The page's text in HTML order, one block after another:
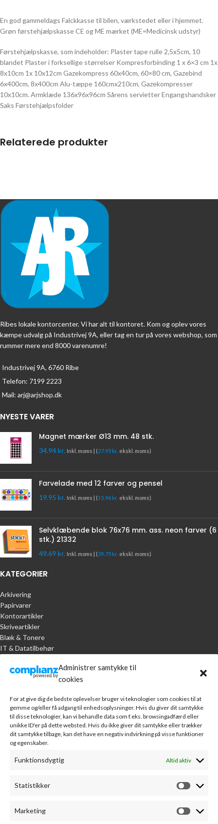
Administrer samtykke til
cookies
For at give dig de bedste oplevelser bruger vi teknologier som cookies til at
gemme og/eller få adgang til enhedsoplysninger. Hvis du giver dit samtykke
til disse teknologier, kan vi behandle data som f.eks. browsingadfærd eller
unikke ID'er på dette websted. Hvis du ikke giver dit samtykke eller trækker
dit samtykke tilbage, kan det have en negativ indvirkning på visse funktioner
og egenskaber.
Funktionsdygtig Altid aktiv
Statistikker
Marketing
En god gammeldags Falckkasse til bilen, værkstedet eller i hjemmet.
Grøn førstehjælpskasse CE og ME mærket (ME=Medicinsk udstyr)
Førstehjælpskasse, som indeholder: Plaster tape rulle 2,5x5cm, 10
blandet Plaster i forksellige størrelser Kompresforbinding 1 x 6×3 cm 1x
8x10cm 1x 10x12cm Gazekompress 60x40cm, 60×80 cm, Gazebind
6x400cm, 8x400cm Alu-tæppe 160cmx210cm, Gazekompresser
10x10cm. Armklæde 136x96x96cm Sårens servietter Engangshandsker
Saks Førstehjælpsfolder
Relaterede produkter
Ribes lokale kontorcenter. Vi har alt til kontoret. Kom og oplev vores
kæmpe udvalg på Industrivej 9A, eller tag en tur på vores webshop, som
rummer mere end 8000 varenumre!
Industrivej 9A, 6760 Ribe
Telefon: 7199 2223
Mail: arj@arjshop.dk
NYESTE VARER
Magnet mærker Ø13 mm. 48 stk.
34.94 kr. Inkl. moms | (27.95 kr. ekskl. moms)
Farvelade med 12 farver og pensel
19.95 kr. Inkl. moms | (15.96 kr. ekskl. moms)
Selvklæbende blok 76x76 mm. ass. neon farver (6
stk.) 21332
49.69 kr. Inkl. moms | (39.75 kr. ekskl. moms)
KATEGORIER
Arkivering
Papirvarer
Kontorartikler
Skriveartikler
Blæk & Tonere
IT & Datatilbehør
KUNDESERVICE
Om A.R. Jørgensen Kontorcenter
Bankoplysninger
Markedsføring
Webudvikling
Leverandører
Kontakt
MIN KONTO